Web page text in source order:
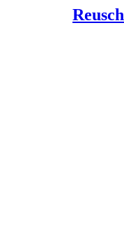
دستکش دروازه بانی راش Reusch